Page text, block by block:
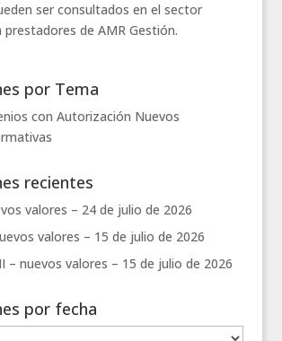
ser consultados en el sector
prestadores de AMR Gestión.
por Tema
con Autorización Nuevos
recientes
valores – 24 de julio de 2026
valores – 15 de julio de 2026
– nuevos valores – 15 de julio de 2026
por fecha